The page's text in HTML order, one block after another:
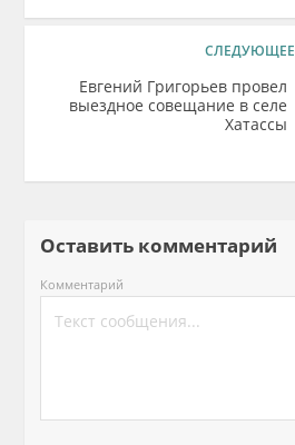
СЛЕДУЮЩЕЕ
Евгений Григорьев провел
выездное совещание в селе
Хатассы
Оставить комментарий
Комментарий